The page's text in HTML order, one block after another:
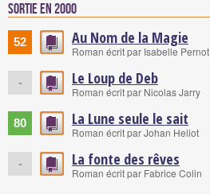
Sortie en 2000
52 Au Nom de la Magie
Roman écrit par Isabelle Pernot
- Le Loup de Deb
Roman écrit par Nicolas Jarry
80 La Lune seule le sait
Roman écrit par Johan Heliot
- La fonte des rêves
Roman écrit par Fabrice Colin